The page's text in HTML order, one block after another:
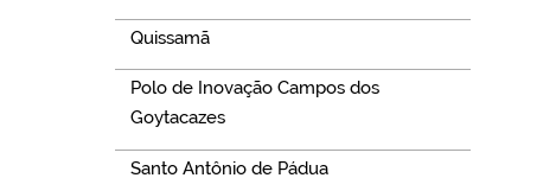
Quissamã
Polo de Inovação Campos dos
Goytacazes
Santo Antônio de Pádua